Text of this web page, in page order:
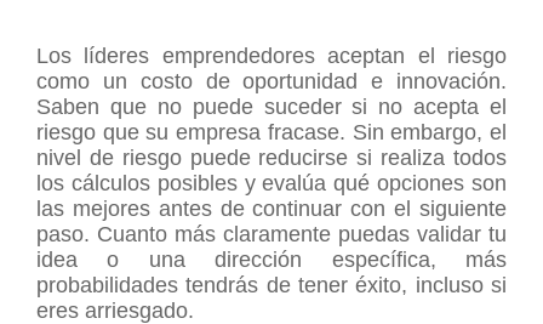
Los líderes emprendedores aceptan el riesgo
como un costo de oportunidad e innovación.
Saben que no puede suceder si no acepta el
riesgo que su empresa fracase. Sin embargo, el
nivel de riesgo puede reducirse si realiza todos
los cálculos posibles y evalúa qué opciones son
las mejores antes de continuar con el siguiente
paso. Cuanto más claramente puedas validar tu
idea o una dirección específica, más
probabilidades tendrás de tener éxito, incluso si
eres arriesgado.